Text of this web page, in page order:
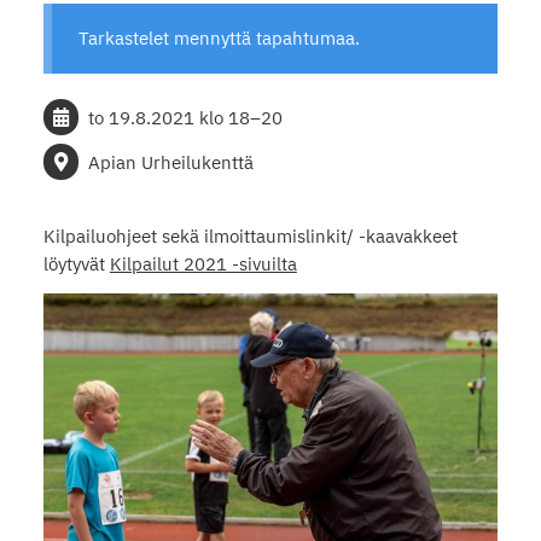
Tarkastelet mennyttä tapahtumaa.
to 19.8.2021 klo 18–20
Apian Urheilukenttä
Kilpailuohjeet sekä ilmoittaumislinkit/ -kaavakkeet
löytyvät Kilpailut 2021 -sivuilta